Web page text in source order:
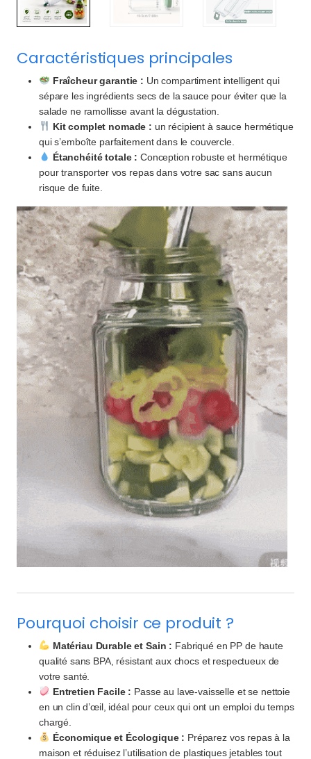
Caractéristiques principales
Fraîcheur garantie : Un compartiment intelligent qui
sépare les ingrédients secs de la sauce pour éviter que la
salade ne ramollisse avant la dégustation.
Kit complet nomade : un récipient à sauce hermétique
qui s’emboîte parfaitement dans le couvercle.
Étanchéité totale : Conception robuste et hermétique
pour transporter vos repas dans votre sac sans aucun
risque de fuite.
Pourquoi choisir ce produit ?
Matériau Durable et Sain : Fabriqué en PP de haute
qualité sans BPA, résistant aux chocs et respectueux de
votre santé.
Entretien Facile : Passe au lave-vaisselle et se nettoie
en un clin d’œil, idéal pour ceux qui ont un emploi du temps
chargé.
Économique et Écologique : Préparez vos repas à la
maison et réduisez l’utilisation de plastiques jetables tout